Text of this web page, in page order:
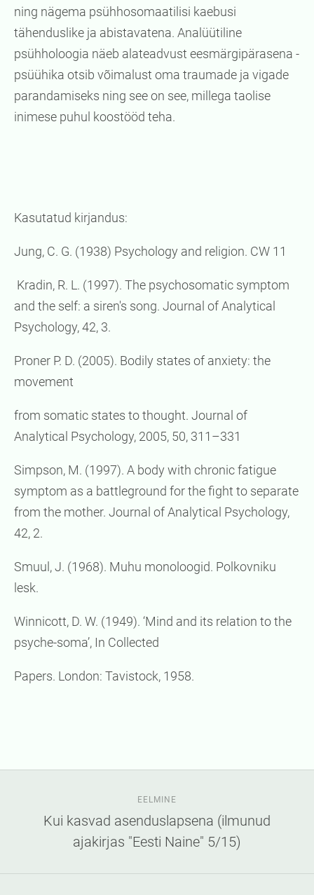
ning nägema psühhosomaatilisi kaebusi
tähenduslike ja abistavatena. Analüütiline
psühholoogia näeb alateadvust eesmärgipärasena -
psüühika otsib võimalust oma traumade ja vigade
parandamiseks ning see on see, millega taolise
inimese puhul koostööd teha.
Kasutatud kirjandus:
Jung, C. G. (1938) Psychology and religion. CW 11
Kradin, R. L. (1997). The psychosomatic symptom
and the self: a siren's song. Journal of Analytical
Psychology, 42, 3.
Proner P. D. (2005). Bodily states of anxiety: the
movement
from somatic states to thought. Journal of
Analytical Psychology, 2005, 50, 311–331
Simpson, M. (1997). A body with chronic fatigue
symptom as a battleground for the fight to separate
from the mother. Journal of Analytical Psychology,
42, 2.
Smuul, J. (1968). Muhu monoloogid. Polkovniku
lesk.
Winnicott, D. W. (1949). ‘Mind and its relation to the
psyche-soma’, In Collected
Papers. London: Tavistock, 1958.
EELMINE
Kui kasvad asenduslapsena (ilmunud
ajakirjas "Eesti Naine" 5/15)